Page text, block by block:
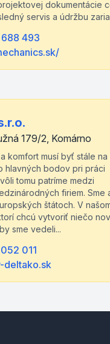
dokumentácie
servis a údržbu
493
179/2, Komárno
komfort musí byť stále na
hlavných bodov pri práci
tomu patríme medzi
firiem. Sme
štátoch. V
chcú vytvoriť niečo
sme vedeli...
011
deltako.sk